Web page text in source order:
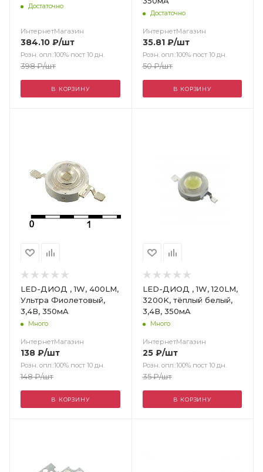
Достаточно
ИнтернетМагазин
384.10 ₽/шт
Розн. опл.:100% пост 10 дн.
398₽/шт
В КОРЗИНУ
Достаточно
ИнтернетМагазин
35.81₽/шт
Розн. опл.:100% пост 10 дн.
50₽/шт
В КОРЗИНУ
LED-ДИОД , 1W, 400LM,
Ультра Фиолетовый,
3,4В, 350мA
Много
ИнтернетМагазин
138 ₽/шт
Розн. опл.:100% пост 10 дн.
148₽/шт
В КОРЗИНУ
LED-ДИОД , 1W, 120LM,
3200K, тёплый белый,
3,4В, 350мA
Много
ИнтернетМагазин
25₽/шт
Розн. опл.:100% пост 10 дн.
35₽/шт
В КОРЗИНУ